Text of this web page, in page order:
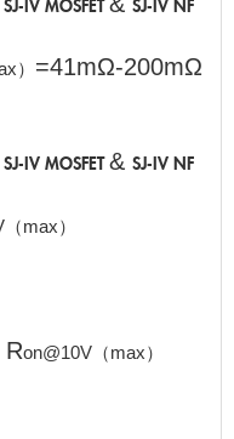
SJ-IV MOSFET SJ-IV NF
） =41mΩ-200mΩ
SJ-IV MOSFET & SJ-IV NF
max）
on@10V（max）